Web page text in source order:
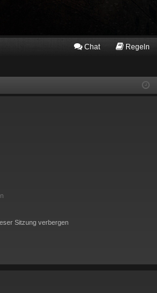
Chat Regeln
Sitzung verbergen